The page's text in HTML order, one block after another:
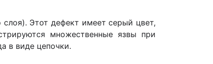
Этот дефект имеет серый цвет,
множественные язвы при
в виде цепочки.